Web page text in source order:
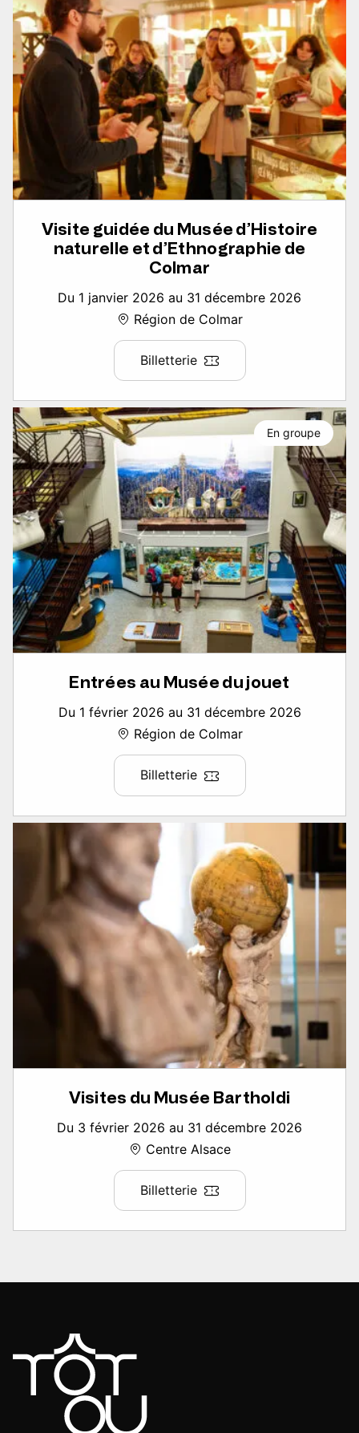
Visite guidée du Musée d’Histoire
naturelle et d’Ethnographie de
Colmar
Du 1 janvier 2026 au 31 décembre 2026
Région de Colmar
Billetterie
Entrées au Musée du jouet
Du 1 février 2026 au 31 décembre 2026
Région de Colmar
Billetterie
En groupe
Visites du Musée Bartholdi
Du 3 février 2026 au 31 décembre 2026
Centre Alsace
Billetterie